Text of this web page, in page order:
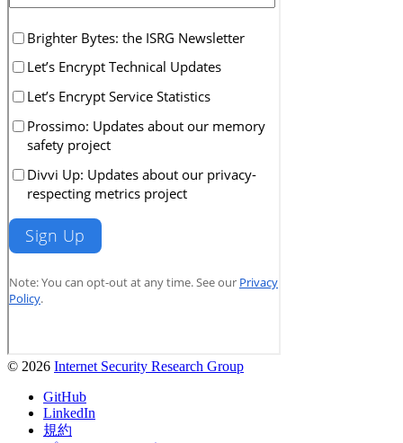
© 2026 Internet Security Research Group
GitHub
LinkedIn
規約